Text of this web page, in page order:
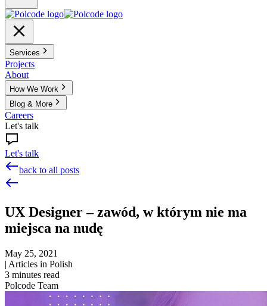
Services
Projects
About
How We Work
Blog & More
Careers
Let's talk
Let's talk
back to all posts
UX Designer – zawód, w którym nie ma
miejsca na nudę
May 25, 2021
| Articles in Polish
3 minutes read
Polcode Team